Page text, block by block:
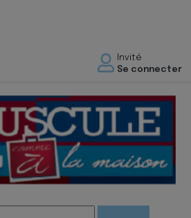
Invité
Se connecter